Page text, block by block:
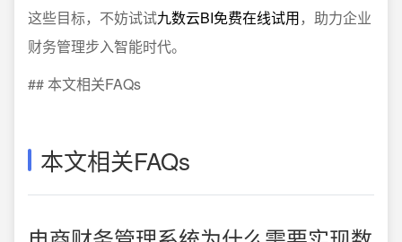
这些目标，不妨试试九数云BI免费在线试用，助力企业
财务管理步入智能时代。
## 本文相关FAQs
本文相关FAQs